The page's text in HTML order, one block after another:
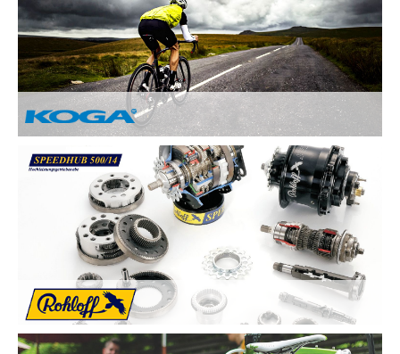
sind. Deswegen legen wir besonderen Wert auf:
Kundenzufriedenheit durch Individuelle
Kundenberatung
Sicherheit und Fahrkomfort durch hochwertige
Komponenten
...
Von Hand gebaute Perfektion.
Alle KOGA Fahrräder werden von Hand in Holland gefertigt
und bestechen durch tolles Design. KOGA bietet eine breite
Auswahl an qualitativ Hochwertigen Elektrorädern, City-Bikes,
Trekking- und Reiserädern, Mountainbikes und Rennrädern.
Die Rohloff SPEEDHUB 500/14 wurde für Profis und